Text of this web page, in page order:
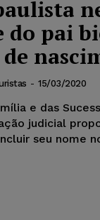
do pai
- 15/03/2020
e das
judicial
seu nome